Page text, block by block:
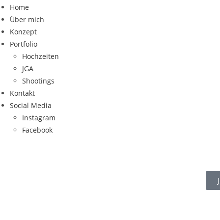
Home
Über mich
Konzept
Portfolio
Hochzeiten
JGA
Shootings
Kontakt
Social Media
Instagram
Facebook